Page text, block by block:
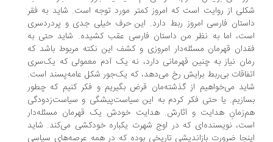
از روایت است که امروز کمتر مورد توجه است. شاید به فقر
فارسی امروز ربط دارد. این حرف خیلی جدی و پردردسری
اما به نظر من داستان فارسی عقب کشیده. شاید حتی به
قهرمان مسئله‌دار امروزی و کشف این نکته مربوط باشد که
نیاز به چنین قهرمانی دارد، نه یک آدم معمولی که یک‌سری
بی‌ربط برایش رخ می‌دهد، که یک‌جور شکل عامه‌پسند است.
می‌خواهیم از گذشته‌مان قرض بگیریم و فکر کنیم که چطور
یا حتی فکر کردم به این سیاست‌پیشگی و سیاست‌زدودگی
هدایت و آثارش. هدایت خودش یک قهرمان مسئله‌دار
نویسنده‌ای که در اوج شهرت یکباره خودکشی می‌کند. شاید
ضرورت بازاندیشی تاریخی بوده که در همه عرصه‌های سیاسی